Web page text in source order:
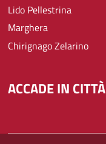
Lido Pellestrina
Marghera
Chirignago Zelarino
ACCADE IN CITTÀ